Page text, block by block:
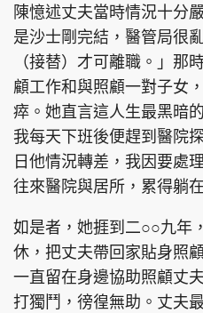
陳憶述丈夫當時情況十分
是沙士剛完結，醫管局很
（接替）才可離職。」那
顧工作和與照顧一對子女
瘁。她直言這人生最黑暗
我每天下班後便趕到醫院
日他情況轉差，我因要處
往來醫院與居所，累得躺
如是者，她捱到二○○九年
休，把丈夫帶回家貼身照
一直留在身邊協助照顧丈
打獨鬥，徬徨無助。丈夫